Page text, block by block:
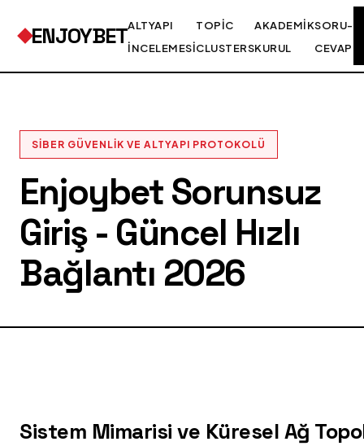
ENJOYBETALTYAPI
İNCELEMESI
TOPIC
CLUSTERS
AKADEMIK
KURUL
SORU-
CEVAP
SIBER GÜVENLIK VE ALTYAPI PROTOKOLÜ
Enjoybet Sorunsuz
Giriş - Güncel Hızlı
Bağlantı 2026
Sistem Mimarisi ve Küresel Ağ